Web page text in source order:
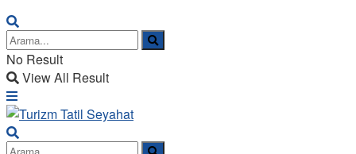
No Result
View All Result